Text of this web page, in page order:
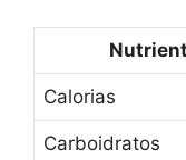
Calorias
Carboidratos